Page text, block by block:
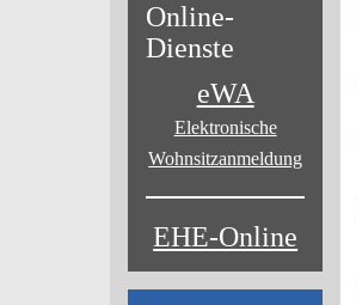
On­line-
Diens­te
eWA
Elektronische
Wohnsitz­anmeldung
EHE-Online